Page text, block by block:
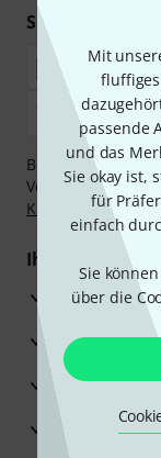
Mit
passende
und das
Sie okay ist,
für
einfach
Sie
über die
Sicher
Bezahlen Sie
Vorkasse, PayPal,
Klarna
Ihre Vorteile
3 Jahre
30 Tage
Beratung